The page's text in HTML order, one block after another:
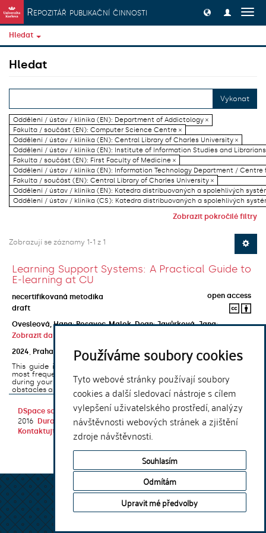
Používáme soubory cookies
Tyto webové stránky používají soubory
cookies a další sledovací nástroje s cílem
vylepšení uživatelského prostředí, analýzy
návštěvnosti webových stránek a zjištění
zdroje návštěvnosti.
Souhlasím
Odmítám
Upravit mé předvolby
Přeskočit na obsah
Repozitář publikační činnosti
Hledat
Hledat
Vykonat
Oddělení / ústav / klinika (EN): Department of Addictology ×
Fakulta / součást (EN): Computer Science Centre ×
Oddělení / ústav / klinika (EN): Central Library of Charles University ×
Oddělení / ústav / klinika (EN): Institute of Information Studies and
Fakulta / součást (EN): First Faculty of Medicine ×
Oddělení / ústav / klinika (EN): Information Technology Department / Centre
Fakulta / součást (EN): Central Library of Charles University ×
Oddělení / ústav / klinika (EN): Katedra distribuovaných a spolehlivých
Oddělení / ústav / klinika (CS): Katedra distribuovaných a spolehlivých
Zobrazit pokročilé filtry
Zobrazují se záznamy 1-1 z 1
Learning Support Systems: A Practical Guide to
E-learning at CU
necertifikovaná metodika
open access
draft
Ovesleová, Hana;Posavec-Malok, Dean;Javůrková, Jana;
Zobrazit další autory
2024
Praha
Univerzita Karlova, Nakladatelství Karolinum
This guide introduces the e-learning support tools that are used
most frequently at Charles University and that you may encounter
during your studies. It will also help you to avoid the most common
obstacles associated ...
DSpace softwarecopyright © 2002-
2016
DuraSpace
Kontaktujte nás
Vyjádření názoru
Theme by